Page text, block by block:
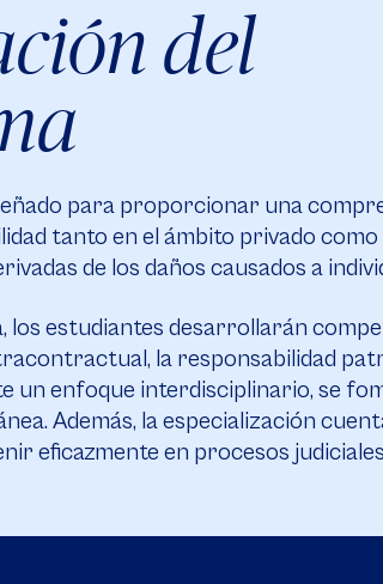
del
para proporcionar una
tanto en el ámbito privado
de los daños causados a
los estudiantes desarrollarán
la responsabilidad
un enfoque interdisciplinario, se
Además, la especialización
eficazmente en procesos